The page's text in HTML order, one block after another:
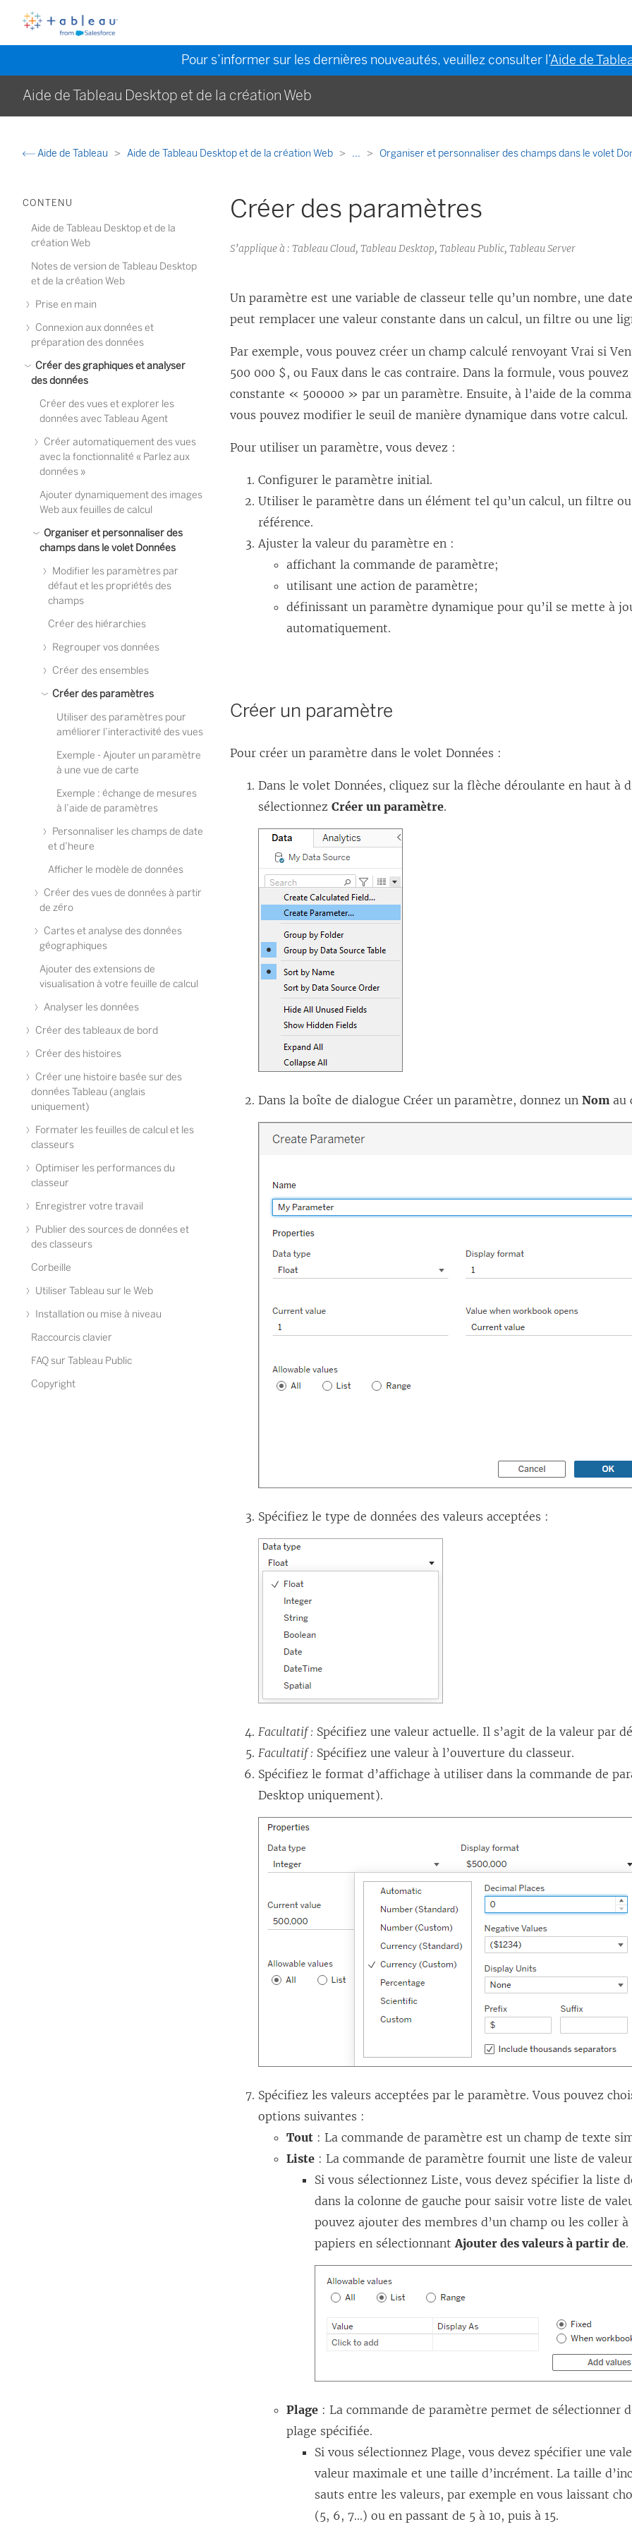
Pour s’informer sur les dernières nouveautés, veuillez consulter l’Aide de
Aide de Tableau Desktop et de la création Web
Aide de Tableau Aide de Tableau Desktop et de la création Web ... Organiser et personnaliser des champs dans le volet
CONTENU
Aide de Tableau Desktop et de la
création Web
Notes de version de Tableau Desktop
et de la création Web
Prise en main
Connexion aux données et
préparation des données
Créer des graphiques et analyser
des données
Créer des vues et explorer les
données avec Tableau Agent
Créer automatiquement des vues
avec la fonctionnalité « Parlez aux
données »
Ajouter dynamiquement des images
Web aux feuilles de calcul
Organiser et personnaliser des
champs dans le volet Données
Modifier les paramètres par
défaut et les propriétés des
champs
Créer des hiérarchies
Regrouper vos données
Créer des ensembles
Créer des paramètres
Utiliser des paramètres pour
améliorer l’interactivité des vues
Exemple - Ajouter un paramètre
à une vue de carte
Exemple : échange de mesures
à l’aide de paramètres
Personnaliser les champs de date
et d’heure
Afficher le modèle de données
Créer des vues de données à partir
de zéro
Cartes et analyse des données
géographiques
Ajouter des extensions de
visualisation à votre feuille de calcul
Analyser les données
Créer des tableaux de bord
Créer des histoires
Créer une histoire basée sur des
données Tableau (anglais
uniquement)
Formater les feuilles de calcul et les
classeurs
Optimiser les performances du
classeur
Enregistrer votre travail
Publier des sources de données et
des classeurs
Corbeille
Utiliser Tableau sur le Web
Installation ou mise à niveau
Raccourcis clavier
FAQ sur Tableau Public
Copyright
Créer des paramètres
S’applique à : Tableau Cloud, Tableau Desktop, Tableau Public, Tableau Server
Un paramètre est une variable de classeur telle qu’un nombre, une
peut remplacer une valeur constante dans un calcul, un filtre ou une
Par exemple, vous pouvez créer un champ calculé renvoyant Vrai si
500 000 $, ou Faux dans le cas contraire. Dans la formule, vous
constante « 500000 » par un paramètre. Ensuite, à l’aide de la
vous pouvez modifier le seuil de manière dynamique dans votre calcul.
Pour utiliser un paramètre, vous devez :
Configurer le paramètre initial.
Utiliser le paramètre dans un élément tel qu’un calcul, un filtre
référence.
Ajuster la valeur du paramètre en :
affichant la commande de paramètre;
utilisant une action de paramètre;
définissant un paramètre dynamique pour qu’il se mette à
automatiquement.
Créer un paramètre
Pour créer un paramètre dans le volet Données :
Dans le volet Données, cliquez sur la flèche déroulante en haut à
sélectionnezCréer un paramètre.
Dans la boîte de dialogue Créer un paramètre, donnez unNom au
Spécifiez le type de données des valeurs acceptées :
Facultatif : Spécifiez une valeur actuelle. Il s’agit de la valeur par
Facultatif : Spécifiez une valeur à l’ouverture du classeur.
Spécifiez le format d’affichage à utiliser dans la commande de
Desktop uniquement).
Spécifiez les valeurs acceptées par le paramètre. Vous pouvez
options suivantes :
Tout : La commande de paramètre est un champ de texte
Liste : La commande de paramètre fournit une liste de
Si vous sélectionnez Liste, vous devez spécifier la liste
dans la colonne de gauche pour saisir votre liste de
pouvez ajouter des membres d’un champ ou les coller
papiers en sélectionnantAjouter des valeurs à partir de.
Plage : La commande de paramètre permet de sélectionner
plage spécifiée.
Si vous sélectionnez Plage, vous devez spécifier une
valeur maximale et une taille d’incrément. La taille
sauts entre les valeurs, par exemple en vous laissant
(5, 6, 7...) ou en passant de 5 à 10, puis à 15.